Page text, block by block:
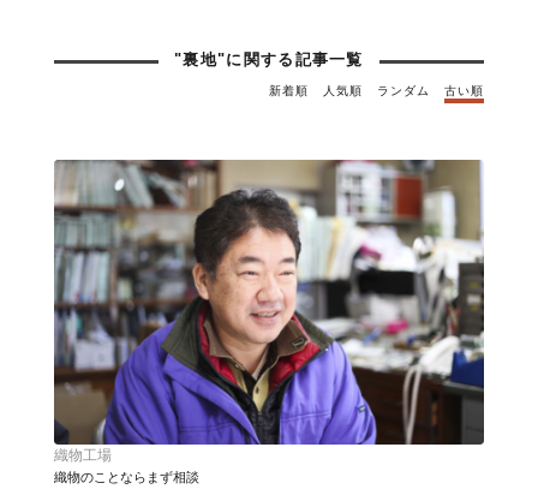
"裏地"に関する記事一覧
新着順 人気順 ランダム 古い順
織物工場
織物のことならまず相談